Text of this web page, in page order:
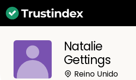
Natalie
Gettings
Reino Unido